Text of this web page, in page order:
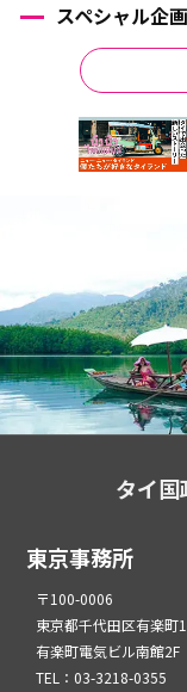
スペシャル企画
タイ
東京事務所
〒100-0006
東京都千代田区有楽町
有楽町電気ビル南館2F
TEL：03-3218-0355